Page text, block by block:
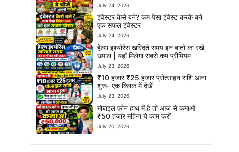
July 24, 2026
इंवेस्टर कैसे बने? कम पैसा इंवेस्ट करके बने
एक सफल इंवेस्टर
July 24, 2026
हेल्थ इंश्योरेंस खरिदते समय इन बातों का रखें
ख्याल | यहाँ मिलेगा सबसे कम प्रीमियम
July 23, 2026
₹10 हजार ₹25 हजार प्रोत्साहन राशि आना
शुरू- एक क्लिक में देखें
July 23, 2026
मोबाइल फोन हाथ में है तो आज से कमाओ
₹50 हजार महिना ये काम करों
July 20, 2026